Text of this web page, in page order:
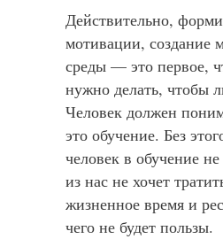
Действительно,
мотивации, создание
среды — это первое,
нужно делать, чтобы
Человек должен
это обучение. Без
человек в обучение
из нас не хочет
жизненное время и
чего не будет пользы.